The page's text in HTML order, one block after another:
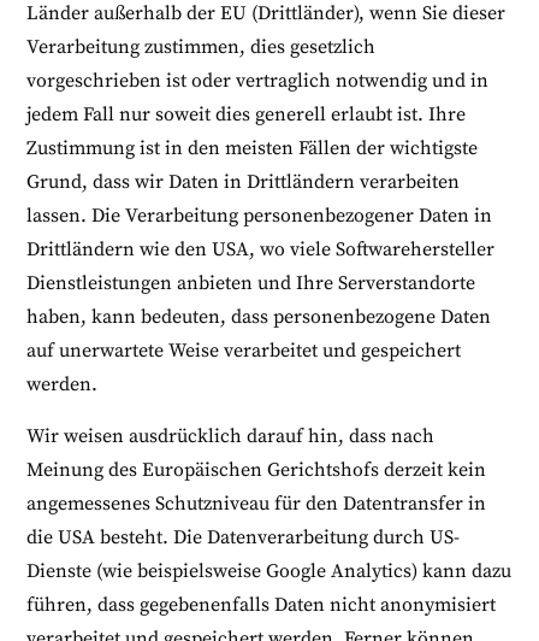
Länder außerhalb der EU (Drittländer), wenn Sie dieser
Verarbeitung zustimmen, dies gesetzlich
vorgeschrieben ist oder vertraglich notwendig und in
jedem Fall nur soweit dies generell erlaubt ist. Ihre
Zustimmung ist in den meisten Fällen der wichtigste
Grund, dass wir Daten in Drittländern verarbeiten
lassen. Die Verarbeitung personenbezogener Daten in
Drittländern wie den USA, wo viele Softwarehersteller
Dienstleistungen anbieten und Ihre Serverstandorte
haben, kann bedeuten, dass personenbezogene Daten
auf unerwartete Weise verarbeitet und gespeichert
werden.
Wir weisen ausdrücklich darauf hin, dass nach
Meinung des Europäischen Gerichtshofs derzeit kein
angemessenes Schutzniveau für den Datentransfer in
die USA besteht. Die Datenverarbeitung durch US-
Dienste (wie beispielsweise Google Analytics) kann dazu
führen, dass gegebenenfalls Daten nicht anonymisiert